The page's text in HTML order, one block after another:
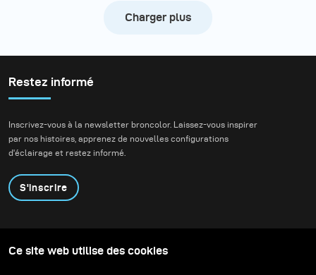
Charger plus
Restez informé
Inscrivez-vous à la newsletter broncolor. Laissez-vous inspirer
par nos histoires, apprenez de nouvelles configurations
d'éclairage et restez informé.
S'inscrire
Contactez-nous
Technologies
Ce site web utilise des cookies